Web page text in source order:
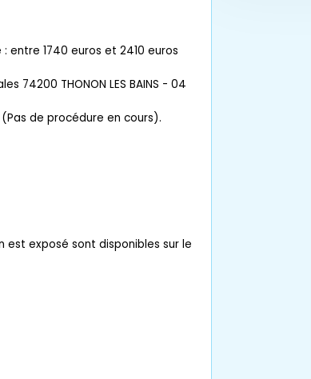
entre 1740 euros et 2410 euros
74200 THONON LES BAINS - 04
de procédure en cours).
est exposé sont disponibles sur le